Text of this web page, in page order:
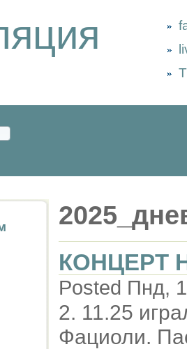
КОНЦЕРТ
Posted Пнд,
2. 11.25
Фациоли.